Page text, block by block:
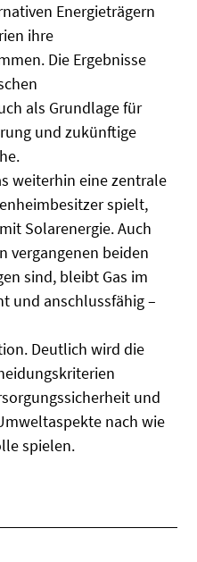
Energieträgern
ihre
Die Ergebnisse
als Grundlage für
und zukünftige
weiterhin eine zentrale
spielt,
Solarenergie. Auch
vergangenen beiden
sind, bleibt Gas im
und anschlussfähig –
Deutlich wird die
und
nach wie
spielen.